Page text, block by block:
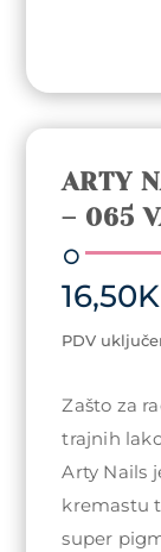
ARTY
– 065
16,50
PDV
Zašto za
trajnih
Arty Nails
kremastu
super